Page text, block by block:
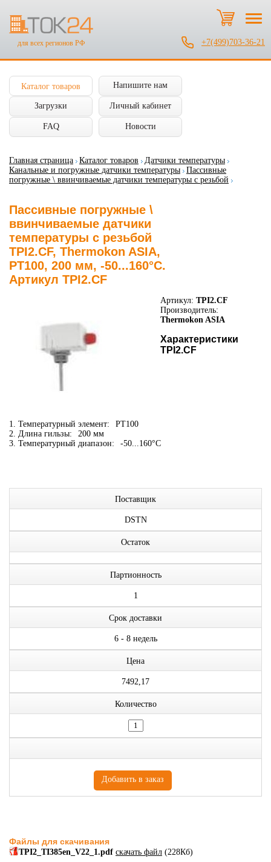
для всех регионов РФ +7(499)703-36-21
Каталог товаров Напишите нам
Загрузки Личный кабинет
FAQ Новости
Главная страница Каталог товаров
Датчики температуры
Канальные и погружные датчики температуры
Пассивные
погружные \ ввинчиваемые датчики температуры с резьбой
Пассивные погружные \
ввинчиваемые датчики
температуры с резьбой
TPI2.CF, Thermokon ASIA,
PT100, 200 мм, -50...160°C.
Артикул TPI2.CF
Артикул: TPI2.CF
Производитель:
Thermokon ASIA
Характеристики
TPI2.CF
1. Температурный элемент:
PT100
2. Длина гильзы:
200 мм
3. Температурный диапазон:
-50...160°C
Поставщик
DSTN
Остаток
Партионность
1
Срок доставки
6 - 8 недель
Цена
7492,17
Количество
Файлы для скачивания
TPI2_TI385en_V22_1.pdf скачать файл (228Кб)